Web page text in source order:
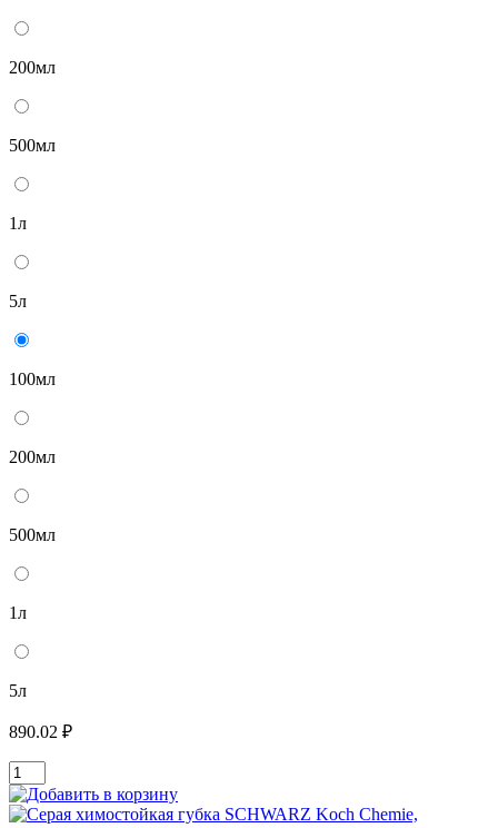
200мл
500мл
1л
5л
100мл
200мл
500мл
1л
5л
890.02 ₽